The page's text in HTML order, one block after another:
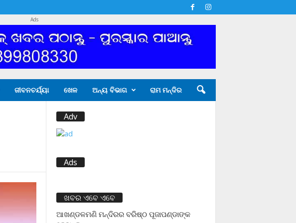
Ads
ଜୀବନଚର୍ଯ୍ୟା ଖେଳ ଅନ୍ୟ ବିଭାଗ ରାମ ମନ୍ଦିର
Adv
Ads
ଖବର ଏବେ ଏବେ
ଆଖଣ୍ଡଳମଣି ମନ୍ଦିରର ବରିଷ୍ଠ ପୂଜାପଣ୍ଡାଙ୍କ